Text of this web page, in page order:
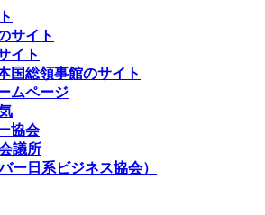
サイト
イト
国総領事館のサイト
ムページ
協会
議所
ー日系ビジネス協会）